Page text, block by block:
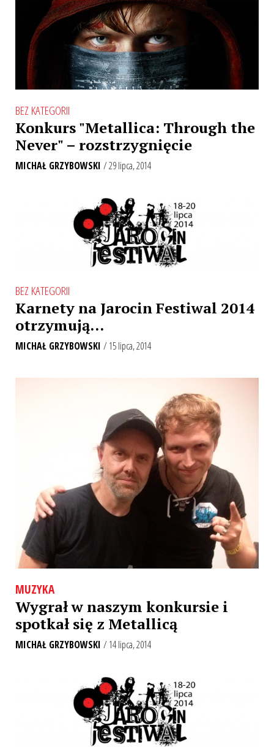
BEZ KATEGORII
Konkurs "Metallica: Through the
Never" – rozstrzygnięcie
MICHAŁ GRZYBOWSKI / 29 lipca, 2014
BEZ KATEGORII
Karnety na Jarocin Festiwal 2014
otrzymują…
MICHAŁ GRZYBOWSKI / 15 lipca, 2014
MUZYKA
Wygrał w naszym konkursie i
spotkał się z Metallicą
MICHAŁ GRZYBOWSKI / 14 lipca, 2014